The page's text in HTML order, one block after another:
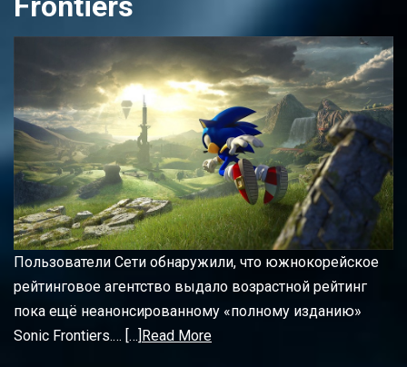
Пользователи Сети обнаружили, что южнокорейское
рейтинговое агентство выдало возрастной рейтинг
пока ещё неанонсированному «полному изданию»
Sonic Frontiers.… […]Read More